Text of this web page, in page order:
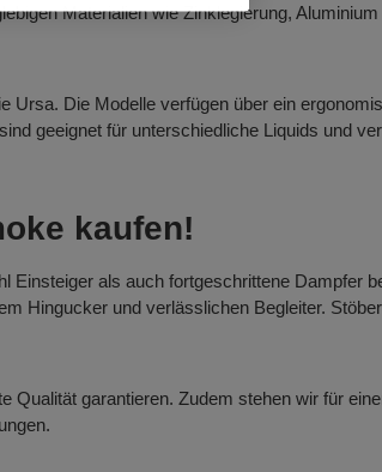
Materialien wie Zinklegierung,
Die Modelle verfügen über ein
geeignet für unterschiedliche Liquids und
kaufen!
als auch fortgeschrittene Dampfer
Hingucker und verlässlichen Begleiter.
garantieren. Zudem stehen wir für